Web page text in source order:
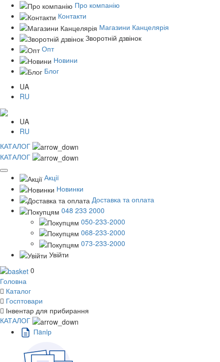
Про компанію
Контакти
Магазини Канцелярія
Зворотній дзвінок
Опт
Новини
Блог
UA
RU
UA
RU
КАТАЛОГ
КАТАЛОГ
Акції
Новинки
Доставка та оплата
048 233 2000
050-233-2000
068-233-2000
073-233-2000
Увійти
0
Головна
Каталог
Госптовари
Інвентар для прибирання
КАТАЛОГ
Пaпiр